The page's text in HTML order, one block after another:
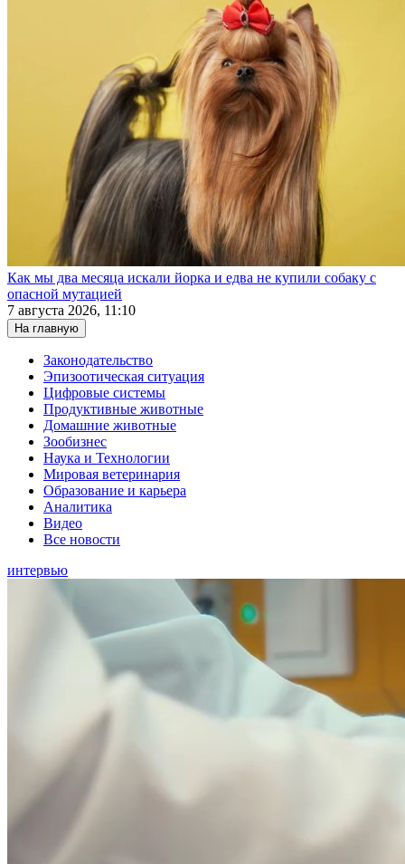
Как мы два месяца искали йорка и едва не купили собаку с
опасной мутацией
7 августа 2026, 11:10
На главную
Законодательство
Эпизоотическая ситуация
Цифровые системы
Продуктивные животные
Домашние животные
Зообизнес
Наука и Технологии
Мировая ветеринария
Образование и карьера
Аналитика
Видео
Все новости
интервью